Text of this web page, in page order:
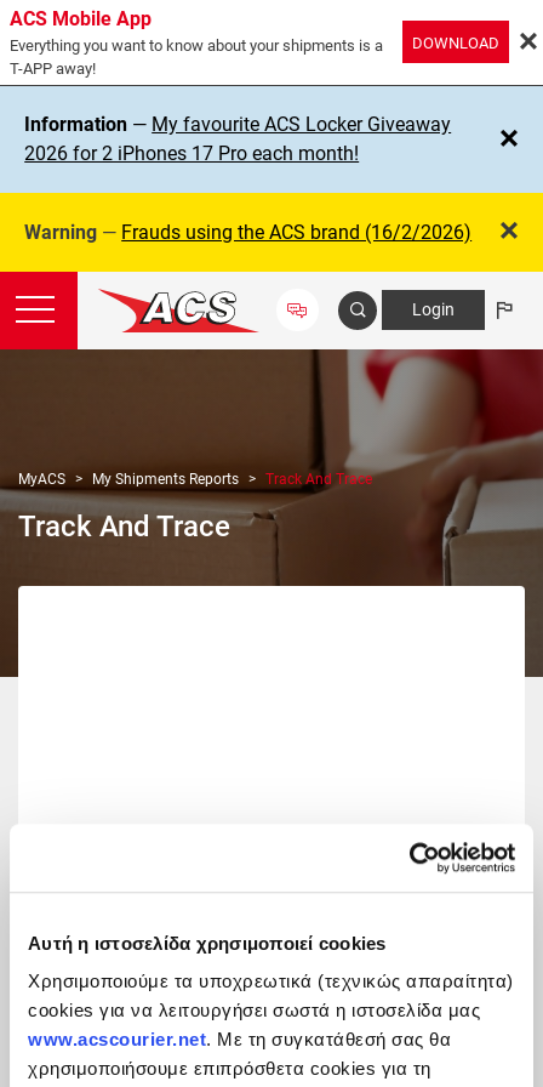
Αυτή η ιστοσελίδα χρησιμοποιεί cookies
Χρησιμοποιούμε τα υποχρεωτικά (τεχνικώς απαραίτητα)
cookies για να λειτουργήσει σωστά η ιστοσελίδα μας
www.acscourier.net. Με τη συγκατάθεσή σας θα
χρησιμοποιήσουμε επιπρόσθετα cookies για τη
ACS Mobile App
Everything you want to know about your shipments is a
T-APP away!
DOWNLOAD
Information — My favourite ACS Locker Giveaway
2026 for 2 iPhones 17 Pro each month!
Warning — Frauds using the ACS brand (16/2/2026)
Login
MyACS My Shipments Reports Track And Trace
Track And Trace
Now with the new ACS Mobile App, all you need to
know about your shipments is just a T-APP away!
What do i get with the updated version of the ACS
app?